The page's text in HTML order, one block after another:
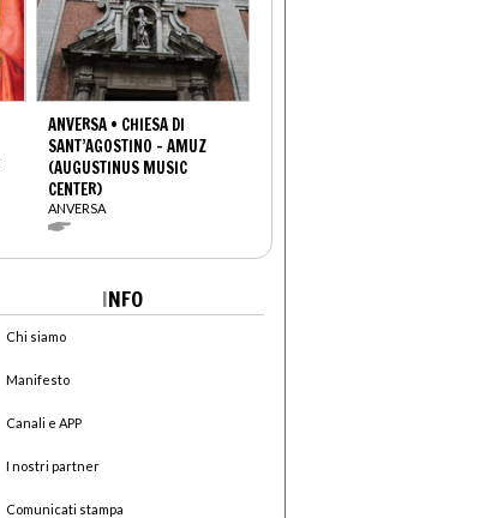
ANVERSA • CHIESA DI
SANT’AGOSTINO - AMUZ
(AUGUSTINUS MUSIC
CENTER)
ANVERSA
INFO
Chi siamo
Manifesto
Canali e APP
I nostri partner
Comunicati stampa